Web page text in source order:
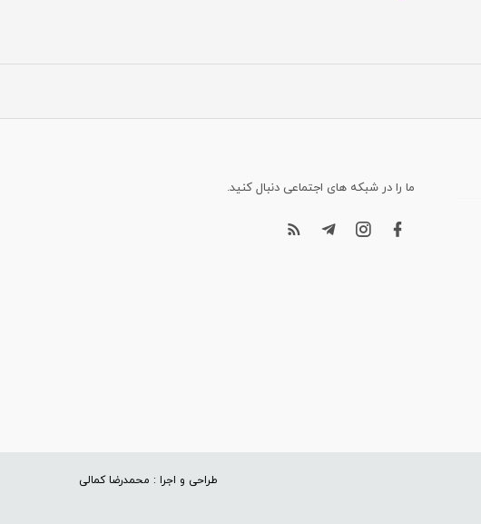
ما را در شبکه های اجتماعی دنبال کنید.
طراحی و اجرا : محمدرضا کمالی